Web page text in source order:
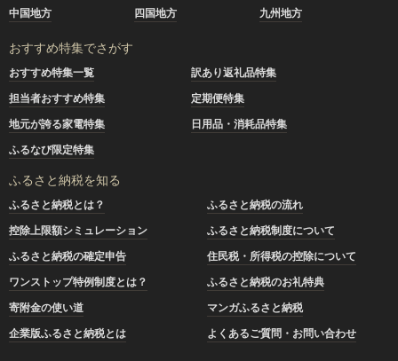
中国地方
四国地方 九州地方
おすすめ特集でさがす
おすすめ特集一覧
訳あり返礼品特集
担当者おすすめ特集
定期便特集
地元が誇る家電特集
日用品・消耗品特集
ふるなび限定特集
ふるさと納税を知る
ふるさと納税とは？
ふるさと納税の流れ
控除上限額シミュレーション
ふるさと納税制度について
ふるさと納税の確定申告
住民税・所得税の控除について
ワンストップ特例制度とは？
ふるさと納税のお礼特典
寄附金の使い道
マンガふるさと納税
企業版ふるさと納税とは
よくあるご質問・お問い合わせ